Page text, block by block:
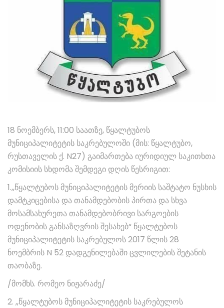
18 ნოემბერს, 11:00 საათზე, წყალტუბოს
მუნიციპალიტეტის საკრებულოში (მის: წყალტუბო,
რუსთაველის ქ. N27) გაიმართება იურიდიულ საკითხთა
კომისიის სხდომა შემდეგი დღის წესრიგით:
1.,,წყალტუბოს მუნიციპალიტეტის მერიის საშტატო ნუსხის
დამტკიცებისა და თანამდებობის პირთა და სხვა
მოსამსახურეთა თანამდებობრივი სარგოების
ოდენობის განსაზღვრის შესახებ“ წყალტუბოს
მუნიციპალიტეტის საკრებულოს 2017 წლის 28
ნოემბრის N 52 დადგენილებაში ცვლილების შეტანის
თაობაზე.
/მომხს. რომეო ნიჟარაძე/
2. ,,წყალტუბოს მუნიციპალიტეტის საკრებულოს